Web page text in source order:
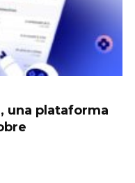
una plataforma